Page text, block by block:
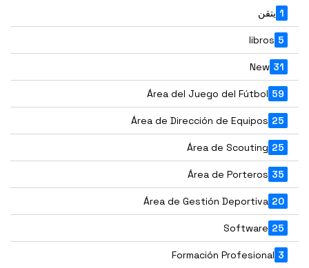
يتقن 1
libros 5
New 31
Área del Juego del Fútbol 59
Área de Dirección de Equipos 25
Área de Scouting 25
Área de Porteros 35
Área de Gestión Deportiva 20
Software 25
Formación Profesional 3